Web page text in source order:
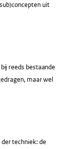
uit
reeds bestaande
maar wel
techniek: de